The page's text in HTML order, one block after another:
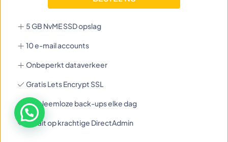
5 GB NvME SSD opslag
10 e-mail accounts
Onbeperkt dataverkeer
Gratis Lets Encrypt SSL
Probleemloze back-ups elke dag
Draait op krachtige DirectAdmin